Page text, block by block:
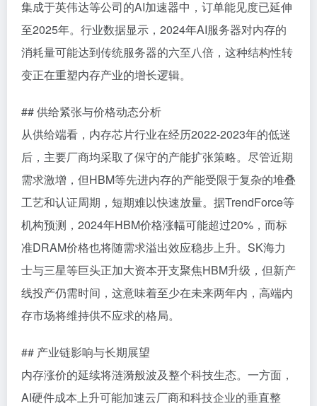
集成于英伟达等公司的AI加速器中，订单能见度已延伸
至2025年。行业数据显示，2024年AI服务器对内存的
消耗量可能达到传统服务器的六至八倍，这种结构性转
变正在重塑内存产业的增长逻辑。
## 供给紧张与价格动态分析
从供给端看，内存芯片行业在经历2022-2023年的低迷
后，主要厂商均采取了保守的产能扩张策略。尽管近期
需求激增，但HBM等先进内存的产能受限于复杂的堆叠
工艺和认证周期，短期难以快速放量。据TrendForce等
机构预测，2024年HBM价格涨幅可能超过20%，而标
准DRAM价格也将随需求溢出效应稳步上升。SK海力
士与三星等巨头正加大资本开支聚焦HBM升级，但新产
线投产仍需时间，这意味着至少在未来两年内，高端内
存市场将维持供不应求的格局。
## 产业链影响与长期展望
内存涨价的延续将涟漪般波及整个科技生态。一方面，
AI硬件成本上升可能加速云厂商和科技企业的垂直整